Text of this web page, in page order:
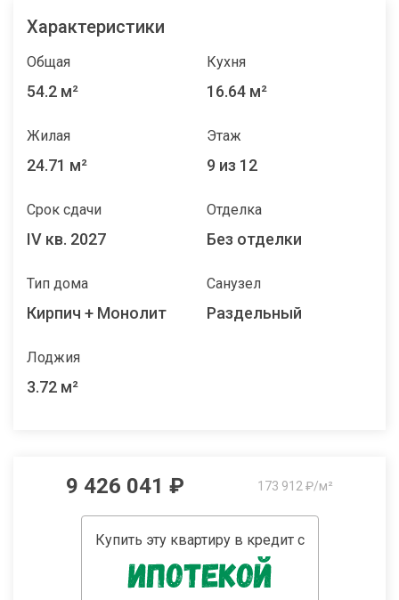
Характеристики
Общая
54.2 м²
Кухня
16.64 м²
Жилая
24.71 м²
Этаж
9 из 12
Срок сдачи
IV кв. 2027
Отделка
Без отделки
Тип дома
Кирпич + Монолит
Санузел
Раздельный
Лоджия
3.72 м²
9 426 041 ₽ 173 912 ₽/м²
Купить эту квартиру в кредит с